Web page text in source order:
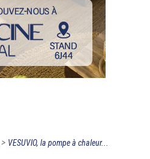
> VESUVIO, la pompe à chaleur...